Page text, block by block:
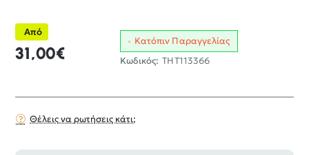
Από
31,00€
Κατόπιν Παραγγελίας
Κωδικός: THT113366
Θέλεις να ρωτήσεις κάτι;